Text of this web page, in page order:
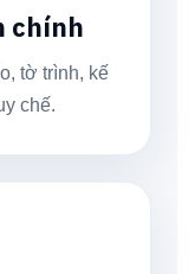
chính
tờ trình, kế
chế.